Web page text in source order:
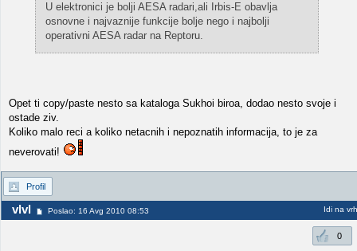
U elektronici je bolji AESA radari,ali Irbis-E obavlja
osnovne i najvaznije funkcije bolje nego i najbolji
operativni AESA radar na Reptoru.
Opet ti copy/paste nesto sa kataloga Sukhoi biroa, dodao nesto svoje i
ostade ziv.
Koliko malo reci a koliko netacnih i nepoznatih informacija, to je za
neverovati!
Profil
vlvl Poslao: 16 Avg 2010 08:53 Idi na vrh
0